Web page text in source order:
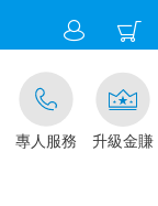
專人服務 升級金賺